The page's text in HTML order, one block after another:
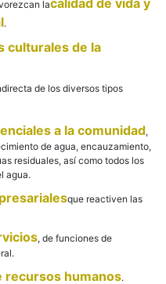
la
.
culturales de la
de los diversos tipos
a la comunidad,
de agua, encauzamiento,
residuales, así como todos los
agua.
que reactiven las
, de funciones de
recursos humanos.